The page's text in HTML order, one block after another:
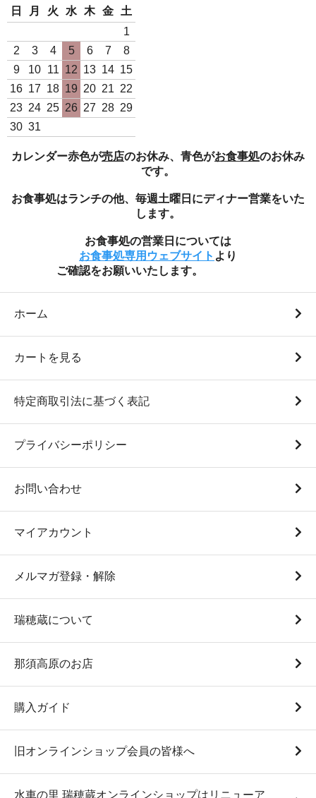
白米1Kg袋（日本一のコシ
ヒカリ 令和7年度産）
980円(税込)
シヒカリ 令和7年度産）
9,800円(税込)
令和7年度産）
950円(税込)
白米5Kg袋（瑞穂蔵特選米
年度産）
870円(税込)
4,350円(税込)
日
月 火 水 木 金
土
1
2
3 4 5 6 7
8
9
10 11 12 13 14 15
16 17 18 19 20 21 22
23 24 25 26 27 28 29
30 31
カレンダー赤色が売店のお休み、青色がお食事処のお休み
です。
お食事処はランチの他、毎週土曜日にディナー営業をいた
します。
お食事処の営業日については
お食事処専用ウェブサイト より
ご確認をお願いいたします。
ホーム
カートを見る
特定商取引法に基づく表記
プライバシーポリシー
お問い合わせ
マイアカウント
メルマガ登録・解除
瑞穂蔵について
那須高原のお店
購入ガイド
旧オンラインショップ会員の皆様へ
水車の里 瑞穂蔵オンラインショップはリニューア